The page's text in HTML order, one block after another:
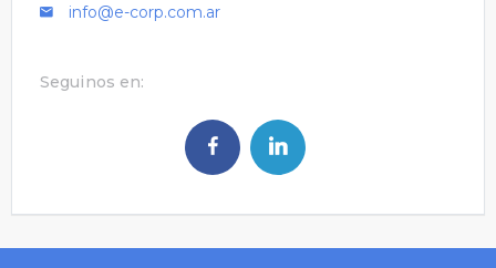
info@e-corp.com.ar
Seguinos en: